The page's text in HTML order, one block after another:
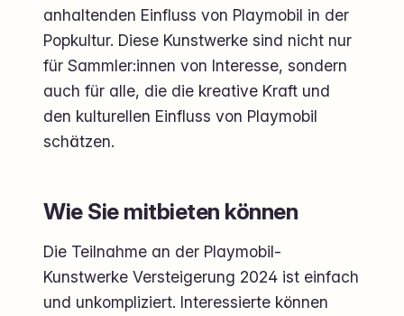
anhaltenden Einfluss von Playmobil in der
Popkultur. Diese Kunstwerke sind nicht nur
für Sammler:innen von Interesse, sondern
auch für alle, die die kreative Kraft und
den kulturellen Einfluss von Playmobil
schätzen.
Wie Sie mitbieten können
Die Teilnahme an der Playmobil-
Kunstwerke Versteigerung 2024 ist einfach
und unkompliziert. Interessierte können